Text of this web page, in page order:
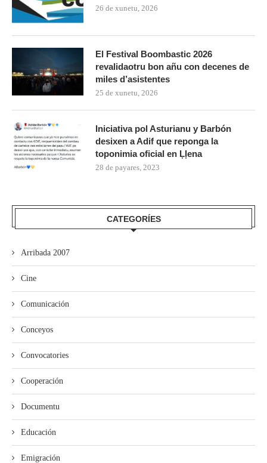
26 de xunetu, 2026
El Festival Boombastic 2026
revalidaotru bon añu con decenes de
miles d’asistentes
25 de xunetu, 2026
Iniciativa pol Asturianu y Barbón
desixen a Adif que reponga la
toponimia oficial en Ḷḷena
28 de payares, 2023
CATEGORÍES
Arribada 2007
Cine
Comunicación
Conceyos
Convocatories
Cooperación
Documentu
Educación
Emigración